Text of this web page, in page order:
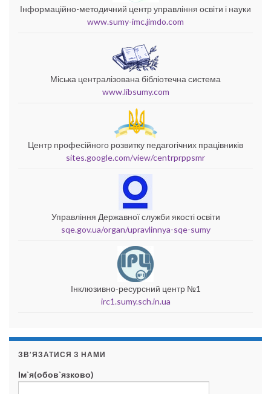
Інформаційно-методичний центр управління освіти і науки
www.sumy-imc.jimdo.com
Міська централізована бібліотечна система
www.libsumy.com
Центр професійного розвитку педагогічних працівників
sites.google.com/view/centrprppsmr
Управління Державної служби якості освіти
sqe.gov.ua/organ/upravlinnya-sqe-sumy
Інклюзивно-ресурсний центр №1
irc1.sumy.sch.in.ua
ЗВ’ЯЗАТИСЯ З НАМИ
Ім`я(обов`язково)